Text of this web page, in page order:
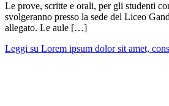
Le prove, scritte e orali, per gli studenti
svolgeranno presso la sede del Liceo
allegato. Le aule […]
Leggi su Lorem ipsum dolor sit amet,